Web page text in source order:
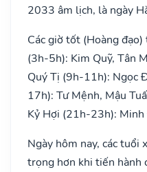
2033 âm lịch, là ngày
Các giờ tốt (Hoàng
(3h-5h): Kim Quỹ, Tân
Quý Tị (9h-11h): Ngọc
17h): Tư Mệnh, Mậu
Kỷ Hợi (21h-23h):
Ngày hôm nay, các tuổi
trọng hơn khi tiến hành